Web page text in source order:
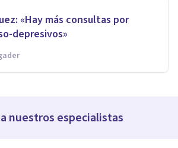
«Hay más consultas por
depresivos»
nuestros especialistas